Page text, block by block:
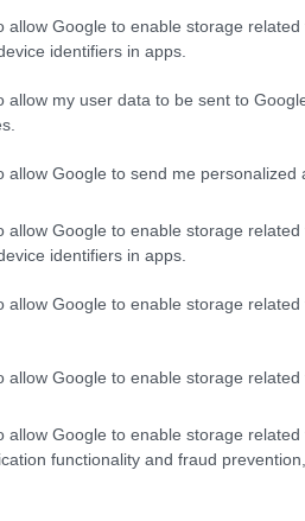
allow Google to enable storage
identifiers in apps.
allow my user data to be sent to
allow Google to send me personalized
allow Google to enable storage
identifiers in apps.
allow Google to enable storage
allow Google to enable storage related
allow Google to enable storage
functionality and fraud
stakeski på litt kaldere
i en syltynn tråd, og
til å arrangere.
begge med individuell
sendes direkte på
fra GällivareHER